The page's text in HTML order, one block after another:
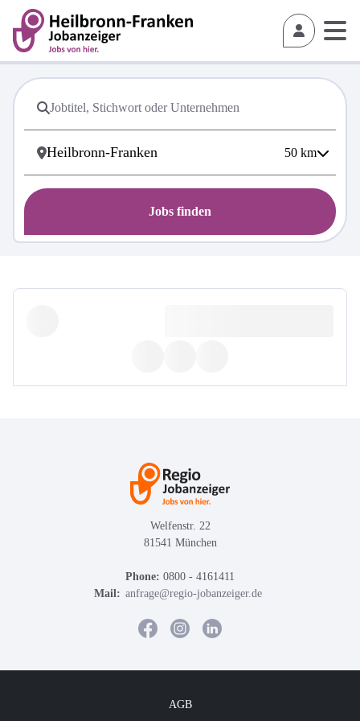
50 km
Jobs finden
Welfenstr. 22
81541 München
Phone: 0800 - 4161411
Mail: anfrage@regio-jobanzeiger.de
AGB